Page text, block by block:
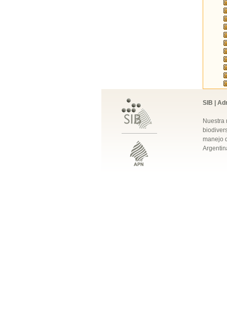
SIB |
Nuestra
manejo